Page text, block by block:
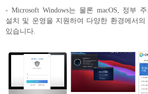
- Microsoft Windows는 물론 macOS, 정부
설치 및 운영을 지원하여 다양한 환경에서
있습니다.